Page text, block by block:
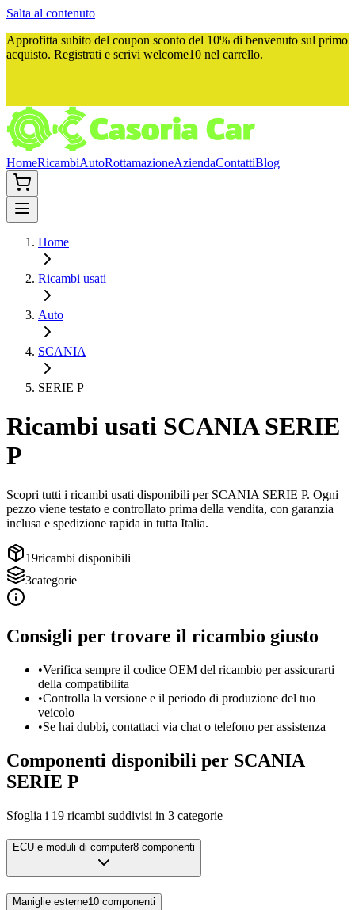
Salta al contenuto
Approfitta subito del coupon sconto del 10% di benvenuto sul primo
acquisto. Registrati e scrivi welcome10 nel carrello.
HomeRicambiAutoRottamazioneAziendaContattiBlog
Home
Ricambi usati
Auto
SCANIA
SERIE P
Ricambi usati SCANIA SERIE
P
Scopri tutti i ricambi usati disponibili per SCANIA SERIE P. Ogni
pezzo viene testato e controllato prima della vendita, con garanzia
inclusa e spedizione rapida in tutta Italia.
19ricambi disponibili
3categorie
Consigli per trovare il ricambio giusto
•Verifica sempre il codice OEM del ricambio per assicurarti
della compatibilita
•Controlla la versione e il periodo di produzione del tuo
veicolo
•Se hai dubbi, contattaci via chat o telefono per assistenza
Componenti disponibili per SCANIA
SERIE P
Sfoglia i 19 ricambi suddivisi in 3 categorie
ECU e moduli di computer8 componenti
Maniglie esterne10 componenti